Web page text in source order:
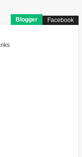
Blogger Facebook